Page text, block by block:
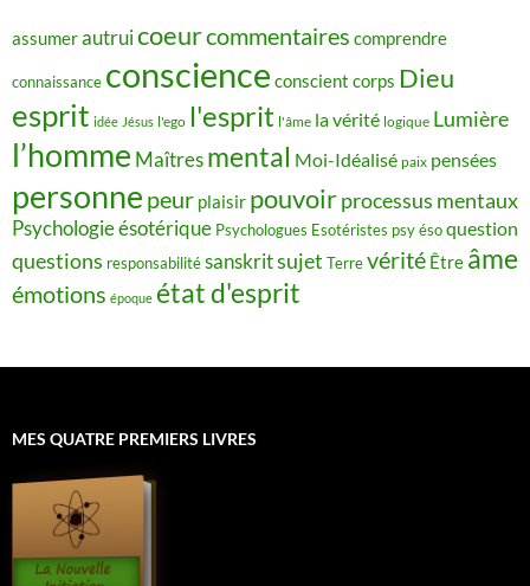
assumerautruicoeurcommentaires comprendre
connaissance conscience conscient corps Dieu
esprit idée Jésus l'ego l'esprit l'âme la vérité logique Lumière
l’homme Maîtres mental Moi-Idéalisé paix pensées
personne peur plaisir pouvoirprocessus mentaux
Psychologie ésotérique Psychologues Esotéristes psy ésoquestion
questions responsabilitésanskritsujet Terrevérité Être âme
émotions époque état d'esprit
MES QUATRE PREMIERS LIVRES